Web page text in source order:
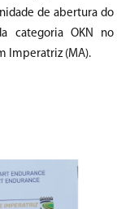
de abertura do
categoria OKN no
Imperatriz (MA).